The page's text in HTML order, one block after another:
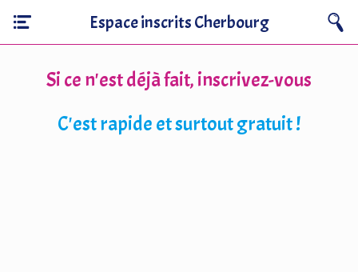
Espace inscrits Cherbourg
Si ce n'est déjà fait, inscrivez-vous
C'est rapide et surtout gratuit !